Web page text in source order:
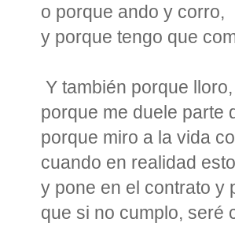
o porque ando y corro,
y porque tengo que
Y también porque
porque me duele parte
porque miro a la vida
cuando en realidad
y pone en el contrato y
que si no cumplo, seré